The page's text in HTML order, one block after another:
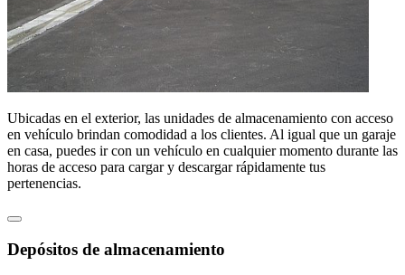
Ubicadas en el exterior, las unidades de almacenamiento con acceso
en vehículo brindan comodidad a los clientes. Al igual que un garaje
en casa, puedes ir con un vehículo en cualquier momento durante las
horas de acceso para cargar y descargar rápidamente tus
pertenencias.
Depósitos de almacenamiento